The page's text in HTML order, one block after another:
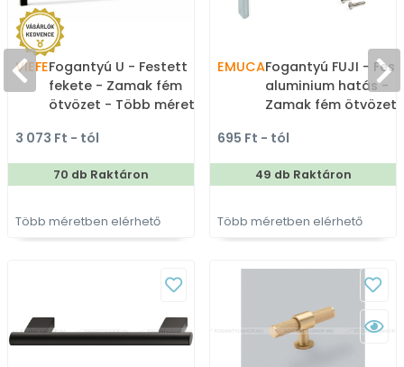
VIEFEFogantyú U - Festett
fekete - Zamak fém
ötvözet - Több méretben
bútorfogantyú
3 073 Ft - tól
70 db Raktáron
Több méretben elérhető
EMUCAFogantyú FUJI -
aluminium hatás -
Zamak fém ötvözet
fém bútorfogantyú
695 Ft - tól
49 db Raktáron
Több méretben elérhető